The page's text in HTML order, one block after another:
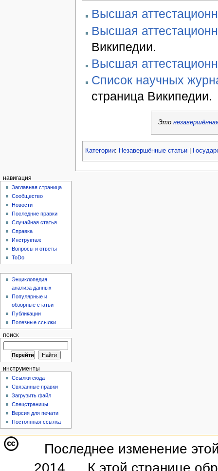
Высшая
Высшая
Википедии.
Высшая
Список научных
страница Википедии.
Это
Категории: Незавершённые статьи|
навигация
Заглавная страница
Сообщество
Новости
Последние правки
Случайная статья
Справка
Инструктаж
Вопросы и ответы
ToDo
Энциклопедия
анализа данных
Популярные и
обзорные статьи
Публикации
Полезные ссылки
поиск
инструменты
Ссылки сюда
Связанные правки
Загрузить файл
Спецстраницы
Версия для печати
Постоянная ссылка
Последнее изменение
2014.
К этой странице